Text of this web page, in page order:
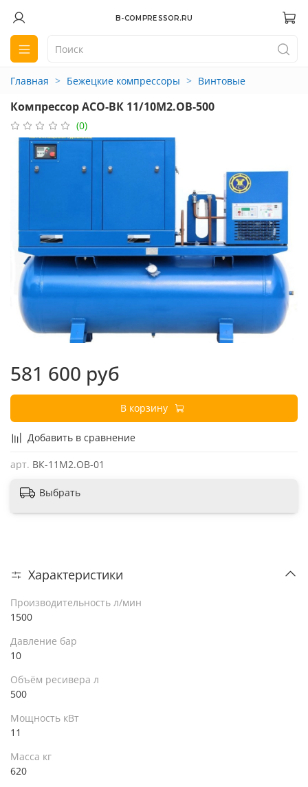
B-COMPRESSOR.RU
Главная Бежецкие компрессоры Винтовые
Компрессор АСО-ВК 11/10М2.ОВ-500
(0)
Добавить в сравнение
арт. ВК-11М2.ОВ-01
581 600 руб
В корзину
Выбрать
Характеристики
Производительность л/мин
1500
Давление бар
10
Объём ресивера л
500
Мощность кВт
11
Масса кг
620